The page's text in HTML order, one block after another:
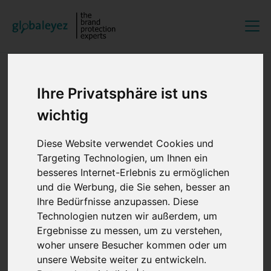
Ihre Privatsphäre ist uns
wichtig
Diese Website verwendet Cookies und
Targeting Technologien, um Ihnen ein
besseres Internet-Erlebnis zu ermöglichen
und die Werbung, die Sie sehen, besser an
Ihre Bedürfnisse anzupassen. Diese
Technologien nutzen wir außerdem, um
Ergebnisse zu messen, um zu verstehen,
woher unsere Besucher kommen oder um
unsere Website weiter zu entwickeln.
21.05.2026
Auch in diesem Jahr findet die APM-
Mitgliederversammlung (Aktionskreis gegen Produkt-
und Markenpiraterie) wieder bei der Coty Beauty
Germany GmbH in Darmstadt statt, wo wir uns auf
spannende Einblicke und Vorträge freuen dürfen.
Unser Geschäftsführer Oliver und unsere Senior
Projektmanagerin Marija werden vor Ort sein, und Oliver